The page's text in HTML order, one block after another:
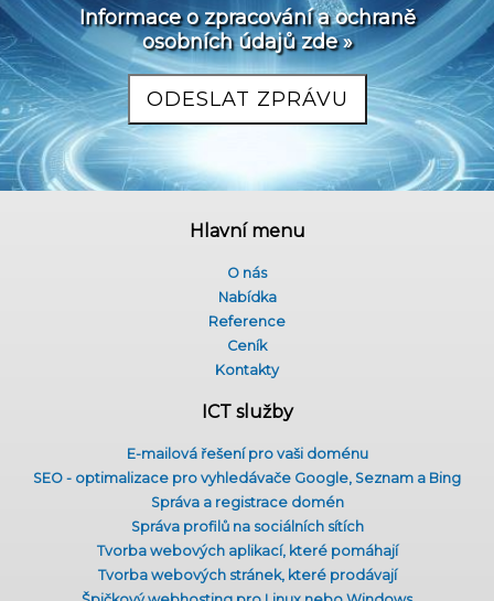
Informace o zpracování a ochraně
osobních údajů zde »
Hlavní menu
O nás
Nabídka
Reference
Ceník
Kontakty
ICT služby
E-mailová řešení pro vaši doménu
SEO - optimalizace pro vyhledávače Google, Seznam a Bing
Správa a registrace domén
Správa profilů na sociálních sítích
Tvorba webových aplikací, které pomáhají
Tvorba webových stránek, které prodávají